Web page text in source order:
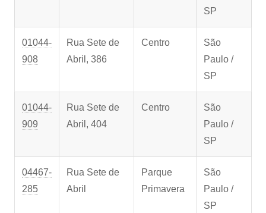
SP
01044-
908
Rua Sete de
Abril, 386
Centro
São
Paulo /
SP
01044-
909
Rua Sete de
Abril, 404
Centro
São
Paulo /
SP
04467-
285
Rua Sete de
Abril
Parque
Primavera
São
Paulo /
SP